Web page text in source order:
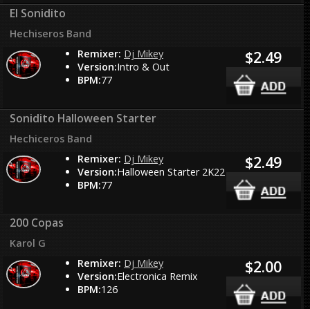
El Sonidito
Hechiseros Band
Remixer: Dj Mikey
Version:Intro & Out
BPM:77
$2.49
Sonidito Halloween Starter
Hechiceros Band
Remixer: Dj Mikey
Version:Halloween Starter 2K22
BPM:77
$2.49
200 Copas
Karol G
Remixer: Dj Mikey
Version:Electronica Remix
BPM:126
$2.00